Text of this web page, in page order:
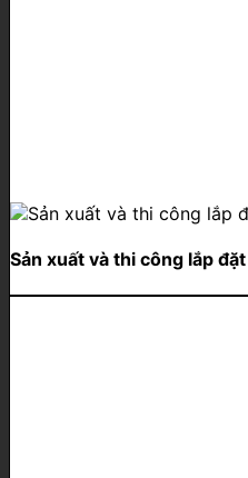
Sản xuất và thi công lắp